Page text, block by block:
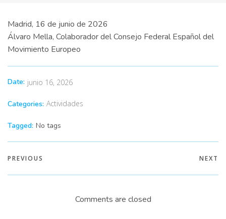
Madrid, 16 de junio de 2026
Álvaro Mella, Colaborador del Consejo Federal Español del
Movimiento Europeo
Date: junio 16, 2026
Categories: Actividades
Tagged: No tags
PREVIOUS NEXT
Comments are closed